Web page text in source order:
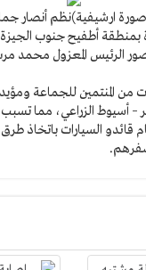
ارشيفية)نظم أنصار
بمنطقة أطفيح جنوب
الرئيس المعزول محمد
من المنتمين للجماعة
– أسيوط الزراعي، مما
قائدو السيارات باتخاذ